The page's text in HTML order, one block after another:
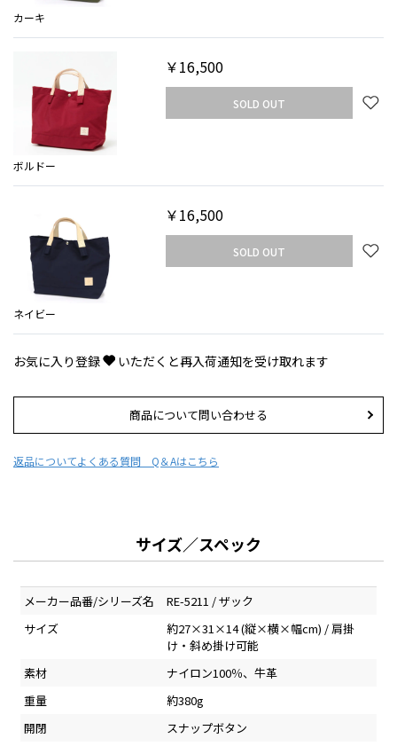
カーキ
ボルドー
￥16,500
SOLD OUT
ネイビー
￥16,500
SOLD OUT
お気に入り登録 いただくと再入荷通知を受け取れます
商品について問い合わせる
返品についてよくある質問 Q＆Aはこちら
サイズ／スペック
メーカー品番/シリーズ名
RE-5211 / ザック
サイズ
約27×31×14 (縦×横×幅cm) / 肩掛
け・斜め掛け可能
素材
ナイロン100％、牛革
重量
約380g
開閉
スナップボタン